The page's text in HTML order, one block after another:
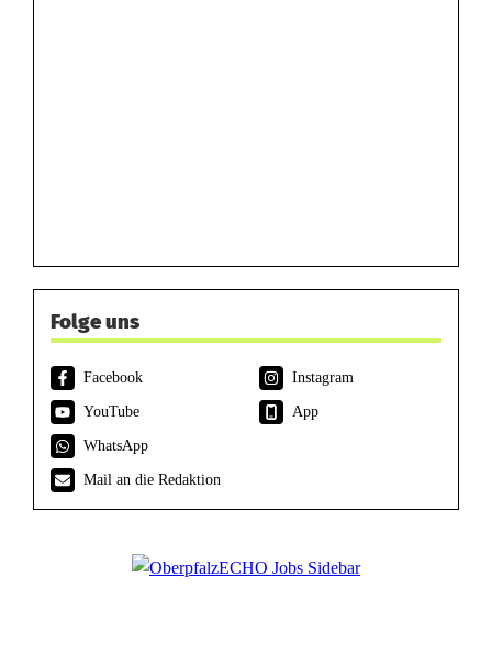
Folge uns
Facebook
Instagram
YouTube
App
WhatsApp
Mail an die Redaktion